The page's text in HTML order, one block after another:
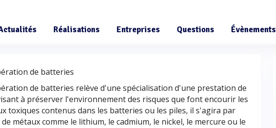
Réalisations Entreprises Questions Évènements
de batteries
de batteries relève d'une spécialisation d'une prestation de
à préserver l'environnement des risques que font encourir les
toxiques contenus dans les batteries ou les piles, il s'agira par
métaux comme le lithium, le cadmium, le nickel, le mercure ou le